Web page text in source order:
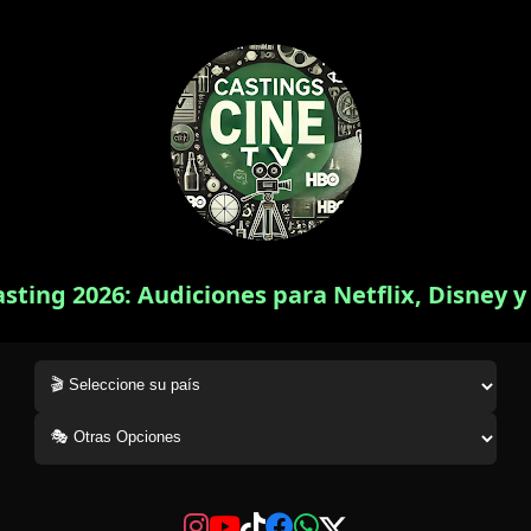
2026: Audiciones para Netflix, Disney